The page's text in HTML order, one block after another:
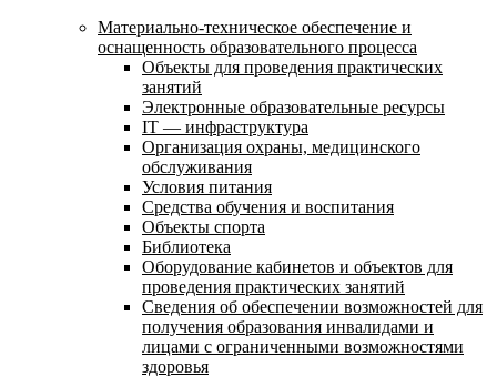
Материально-техническое обеспечение и
оснащенность образовательного процесса
Объекты для проведения практических
занятий
Электронные образовательные ресурсы
IT — инфраструктура
Организация охраны, медицинского
обслуживания
Условия питания
Средства обучения и воспитания
Объекты спорта
Библиотека
Оборудование кабинетов и объектов для
проведения практических занятий
Сведения об обеспечении возможностей для
получения образования инвалидами и
лицами с ограниченными возможностями
здоровья